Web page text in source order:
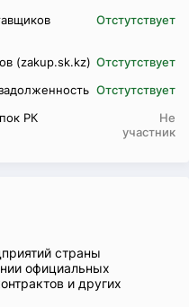
Отстутствует
(zakup.sk.kz) Отстутствует
Отстутствует
РК
Не
участник
страны
официальных
и других